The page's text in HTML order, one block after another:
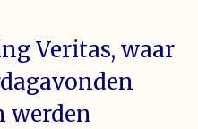
Veritas, waar
werden